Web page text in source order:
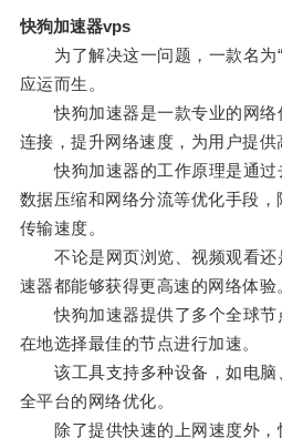
快狗加速器vps
为了解决这一问题，一款名为“
应运而生。
快狗加速器是一款专业的网络
连接，提升网络速度，为用户提供
快狗加速器的工作原理是通过
数据压缩和网络分流等优化手段
传输速度。
不论是网页浏览、视频观看还
速器都能够获得更高速的网络体验
快狗加速器提供了多个全球节
在地选择最佳的节点进行加速。
该工具支持多种设备，如电脑
全平台的网络优化。
除了提供快速的上网速度外，